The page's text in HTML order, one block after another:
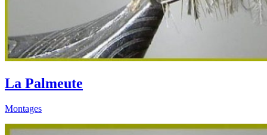
La Palmeute
Montages